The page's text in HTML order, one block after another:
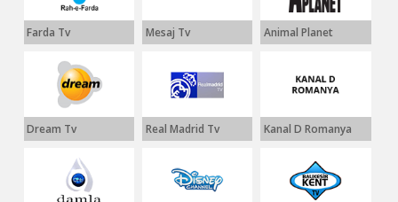
Farda Tv Mesaj Tv Animal Planet
Dream Tv Real Madrid Tv Kanal D Romanya